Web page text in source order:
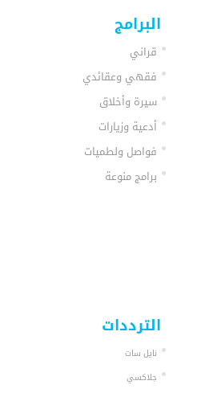
البرامج
قراني
فقهي وعقائدي
سيرة وأخلاق
أدعية وزيارات
فواصل ولطميات
برامج منوعة
الترددات
نايل سات
جلاكسي